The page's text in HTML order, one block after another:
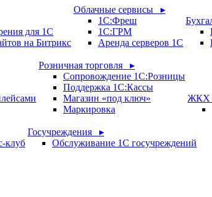
для 1С
на Битрикс
Облачные сервисы ▸
1С:Фреш
1С:ГРМ
Аренда серверов 1С
Розничная торговля ▸
Сопровождение 1С:Розницы
Поддержка 1С:Кассы
Магазин «под ключ»
Маркировка
клуб
Госучреждения ▸
Обслуживание 1С госучреждений